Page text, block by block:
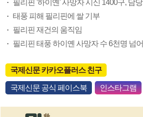
태풍 피해 필리핀에 쌀 기부
필리핀 재건의 움직임
필리핀 태풍 하이옌 사망자 수 6천명 넘어
국제신문 카카오플러스 친구
국제신문 공식 페이스북 인스타그램